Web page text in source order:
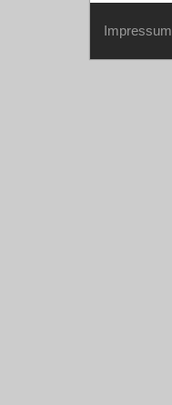
Impressum